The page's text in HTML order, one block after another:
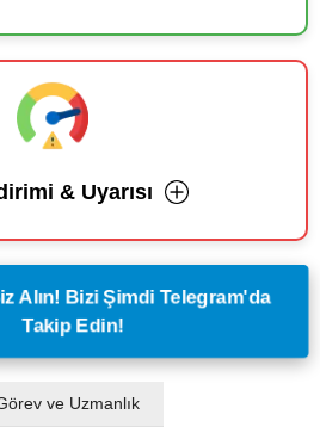
& Uyarısı
Alın! Bizi Şimdi Telegram'da
Takip Edin!
ve Uzmanlık